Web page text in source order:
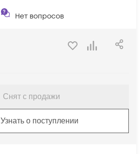
Нет вопросов
Снят с продажи
Узнать о поступлении